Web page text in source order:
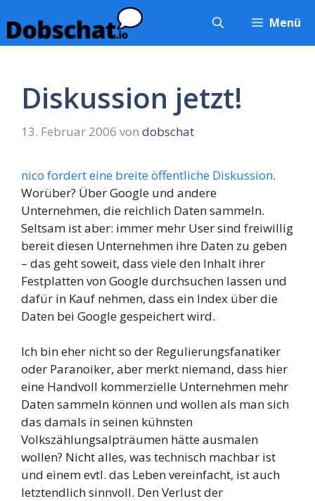
Inhalt
springen
Menü
Diskussion jetzt!
13. Februar 2006 von dobschat
nico fordert eine breite öffentliche Diskussion.
Worüber? Über Google und andere
Unternehmen, die reichlich Daten sammeln.
Seltsam ist aber: immer mehr User sind freiwillig
bereit diesen Unternehmen ihre Daten zu geben
– das geht soweit, dass viele den Inhalt ihrer
Festplatten von Google durchsuchen lassen und
dafür in Kauf nehmen, dass ein Index über die
Daten bei Google gespeichert wird.
Ich bin eher nicht so der Regulierungsfanatiker
oder Paranoiker, aber merkt niemand, dass hier
eine Handvoll kommerzielle Unternehmen mehr
Daten sammeln können und wollen als man sich
das damals in seinen kühnsten
Volkszählungsalpträumen hätte ausmalen
wollen? Nicht alles, was technisch machbar ist
und einem evtl. das Leben vereinfacht, ist auch
letztendlich sinnvoll. Den Verlust der